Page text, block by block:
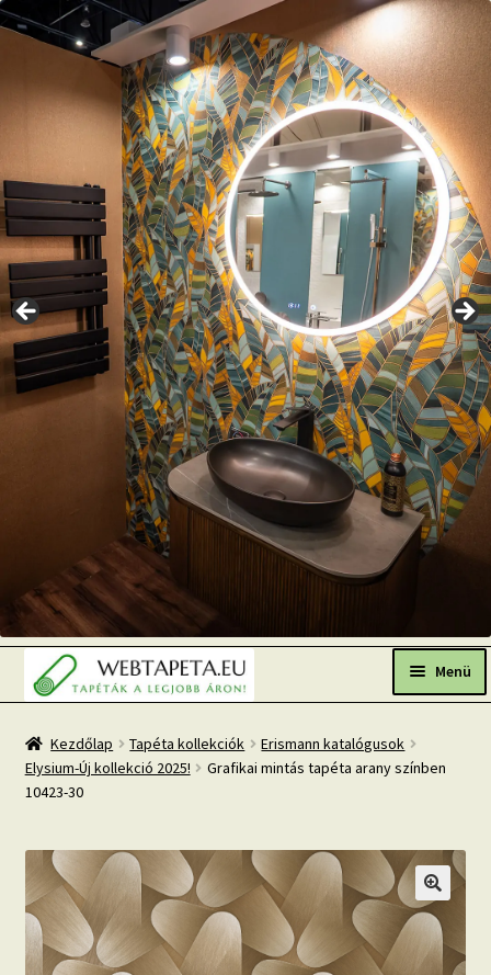
Ugrás
a
navigációhoz
Kilépés
a
tartalomba Menü
Népszerű tapéták
Tapéta BLOG
Mi az a fotótapéta?
Tapétázási tanácsok
Kezdőlap Tapéta kollekciók
Erismann katalógusok
Elysium-Új kollekció 2025!
Grafikai mintás tapéta arany színben
10423-30